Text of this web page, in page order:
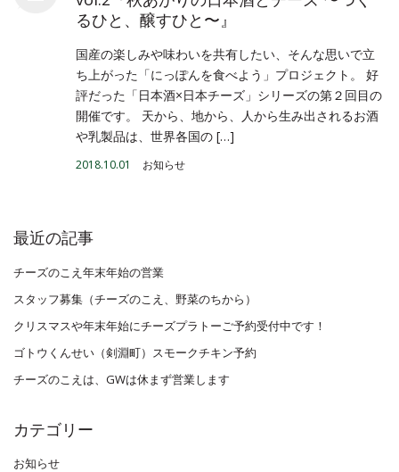
るひと、醸すひと〜』
国産の楽しみや味わいを共有したい、そんな思いで立
ち上がった「にっぽんを食べよう」プロジェクト。 好
評だった「日本酒×日本チーズ」シリーズの第２回目の
開催です。 天から、地から、人から生み出されるお酒
や乳製品は、世界各国の […]
2018.10.01 お知らせ
最近の記事
チーズのこえ年末年始の営業
スタッフ募集（チーズのこえ、野菜のちから）
クリスマスや年末年始にチーズプラトーご予約受付中です！
ゴトウくんせい（剣淵町）スモークチキン予約
チーズのこえは、GWは休まず営業します
カテゴリー
お知らせ